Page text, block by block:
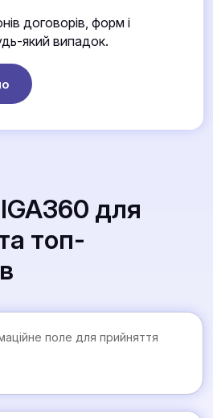
договорів, форм і
який випадок.
для
топ-
поле для прийняття